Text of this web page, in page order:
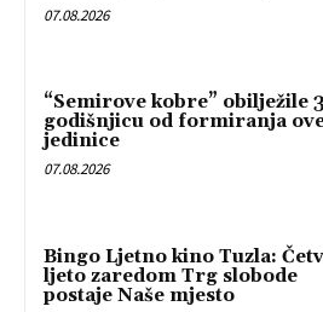
07.08.2026
“Semirove kobre” obilježile
godišnjicu od formiranja
jedinice
07.08.2026
Bingo Ljetno kino Tuzla:
ljeto zaredom Trg slobode
postaje Naše mjesto